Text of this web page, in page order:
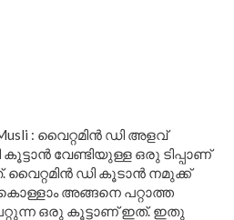
Musli : വൈറ്റമിൻ ഡി അളവ്
വേണ്ടിയുള്ള ഒരു ടിപ്പാണ്
വൈറ്റമിൻ ഡി കൂടാൻ നമുക്ക്
അങ്ങനെ പറ്റാത്ത
ഒരു കൂട്ടാണ് ഇത്. ഇതു